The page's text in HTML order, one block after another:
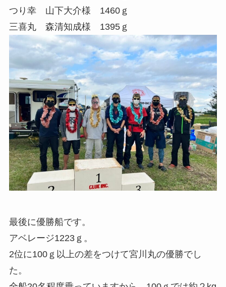
つり幸 山下大介様 1460ｇ
三喜丸 森清知成様 1395ｇ
最後に優勝船です。
アベレージ1223ｇ。
2位に100ｇ以上の差をつけて宮川丸の優勝でし
た。